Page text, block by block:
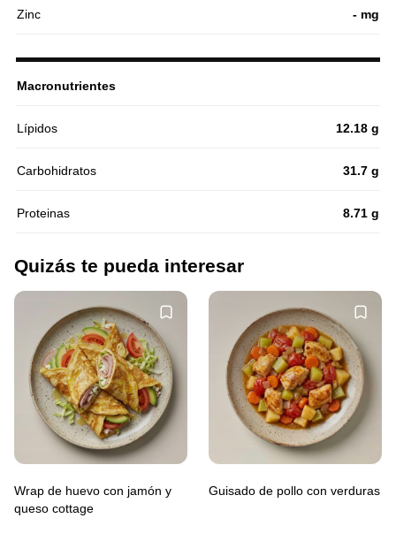
Zinc - mg
Macronutrientes
Lípidos 12.18 g
Carbohidratos 31.7 g
Proteinas 8.71 g
Quizás te pueda interesar
Wrap de huevo con jamón y
queso cottage
Guisado de pollo con verduras